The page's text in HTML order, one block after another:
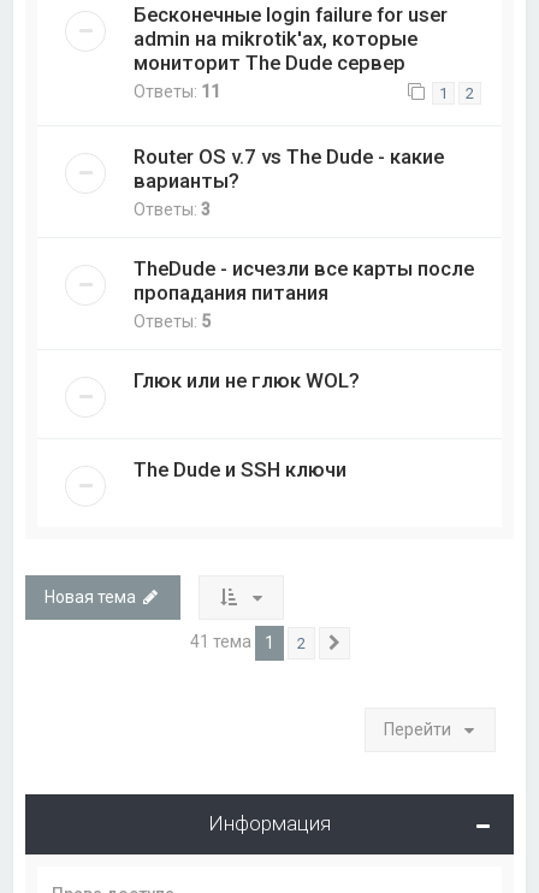
Бесконечные login failure for user
admin на mikrotik'ах, которые
мониторит The Dude сервер
Ответы: 11 1 2
Router OS v.7 vs The Dude - какие
варианты?
Ответы:3
TheDude - исчезли все карты после
пропадания питания
Ответы: 5
Глюк или не глюк WOL?
The Dude и SSH ключи
Новая тема
41 тема 1 2
Перейти
Информация